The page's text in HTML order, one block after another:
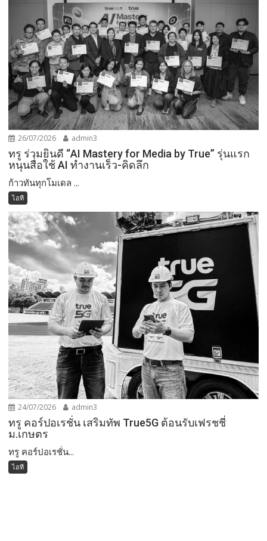
26/07/2026 admin3
ทรู ร่วมยินดี “AI Mastery for Media by True” รุ่นแรก
หนุนสื่อใช้ AI ทำงานเร็ว-คิดลึก
ก้าวทันทุกโมเดล ...
ไอที
24/07/2026 admin3
ทรู คอร์ปอเรชั่น เสริมทัพ True5G ต้อนรับเฟรชชี่
ม.เกษตร
ทรู คอร์ปอเรชั่น...
ไอที